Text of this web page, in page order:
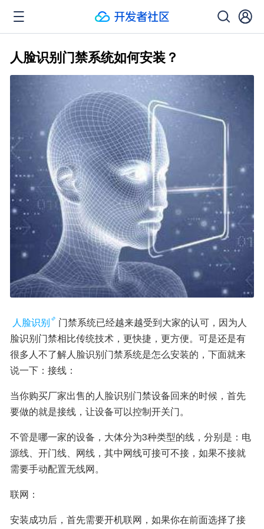
人脸识别门禁系统如何安装？
人脸识别
门禁系统已经越来越受到大家的认可，因为人
脸识别门禁相比传统技术，更快捷，更方便。可是还是有
很多人不了解人脸识别门禁系统是怎么安装的，下面就来
说一下：接线：
当你购买厂家出售的人脸识别门禁设备回来的时候，首先
要做的就是接线，让设备可以控制开关门。
不管是哪一家的设备，大体分为3种类型的线，分别是：电
源线、开门线、网线，其中网线可接可不接，如果不接就
需要手动配置无线网。
联网：
安装成功后，首先需要开机联网，如果你在前面选择了接